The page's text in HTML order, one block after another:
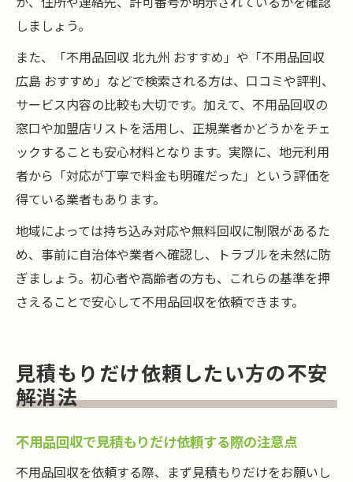
しましょう。
また、「不用品回収 北九州 おすすめ」や「不用品回収
広島 おすすめ」などで検索される方は、口コミや評判、
サービス内容の比較も大切です。加えて、不用品回収の
窓口や加盟店リストを活用し、正規業者かどうかをチェ
ックすることも安心材料となります。実際に、地元利用
者から「対応が丁寧で料金も明確だった」という評価を
得ている業者もあります。
地域によっては持ち込み対応や無料回収に制限があるた
め、事前に自治体や業者へ確認し、トラブルを未然に防
ぎましょう。初心者や高齢者の方も、これらの基準を押
さえることで安心して不用品回収を依頼できます。
見積もりだけ依頼したい方の不安
解消法
不用品回収で見積もりだけ依頼する際の注意点
不用品回収を依頼する際、まず見積もりだけをお願いし